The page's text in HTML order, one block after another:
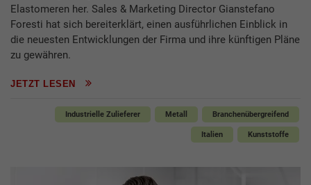
Elastomeren her. Sales & Marketing Director Gianstefano
Foresti hat sich bereiterklärt, einen ausführlichen Einblick in
die neuesten Entwicklungen der Firma und ihre künftigen Pläne
zu gewähren.
JETZT LESEN
Industrielle Zulieferer Metall Branchenübergreifend
Italien Kunststoffe